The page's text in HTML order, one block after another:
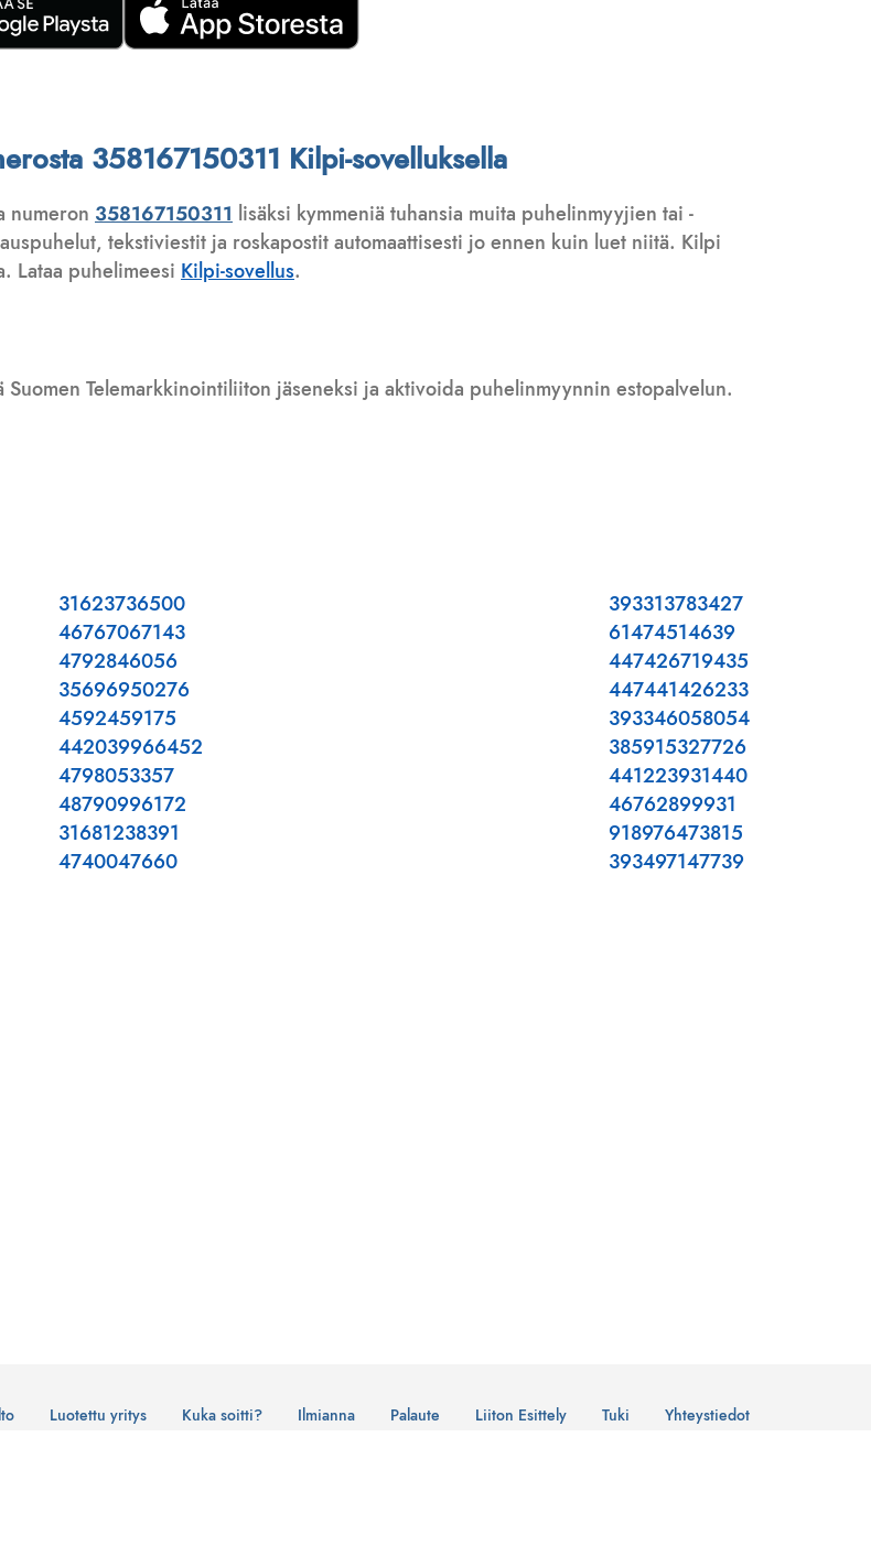
358167150311 Kilpi-sovelluksella
numeron 358167150311 lisäksi kymmeniä tuhansia muita puhelinmyyjien tai -
tekstiviestit ja roskapostit automaattisesti jo ennen kuin luet niitä. Kilpi
Lataa puhelimeesi Kilpi-sovellus.
Telemarkkinointiliiton jäseneksi ja aktivoida puhelinmyynnin estopalvelun.
31623736500
46767067143
4792846056
35696950276
4592459175
442039966452
4798053357
48790996172
31681238391
4740047660
393313783427
61474514639
447426719435
447441426233
393346058054
385915327726
441223931440
46762899931
918976473815
393497147739
Luotettu yritys Kuka soitti? Ilmianna Palaute Liiton Esittely Tuki
Yhteystiedot